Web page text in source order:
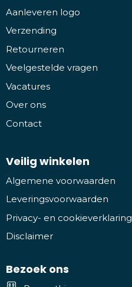
Aanleveren logo
Verzending
Retourneren
Veelgestelde vragen
Vacatures
Over ons
Contact
Veilig winkelen
Algemene voorwaarden
Leveringsvoorwaarden
Privacy- en cookieverklaring
Disclaimer
Bezoek ons